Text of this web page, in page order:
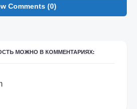
Comments (0)
МОЖНО В КОММЕНТАРИЯХ: